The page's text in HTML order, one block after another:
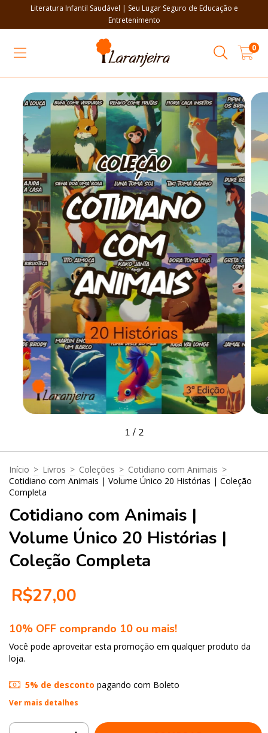
Literatura Infantil Saudável | Seu Lugar Seguro de Educação e
Entretenimento
0
1/ 2
Início > Livros > Coleções > Cotidiano com Animais >
Cotidiano com Animais | Volume Único 20 Histórias | Coleção
Completa
Cotidiano com Animais |
Volume Único 20 Histórias |
Coleção Completa
R$27,00
10% OFF comprando 10 ou mais!
Você pode aproveitar esta promoção em qualquer produto da
loja.
5% de desconto pagando com Boleto
Ver mais detalhes